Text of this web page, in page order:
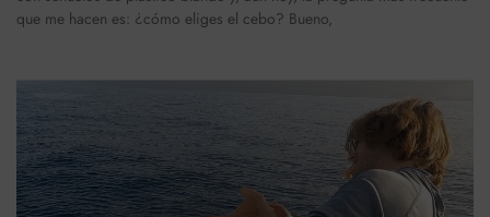
que me hacen es: ¿cómo eliges el cebo? Bueno,